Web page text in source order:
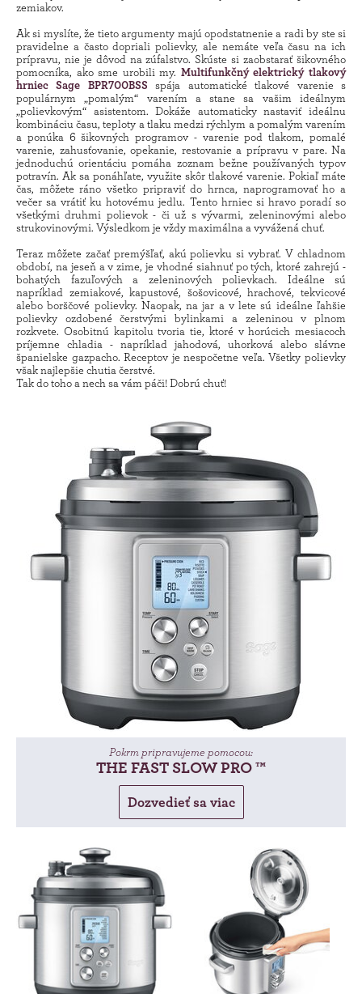
zemiakov.
Ak si myslíte, že tieto argumenty majú opodstatnenie a radi by ste si
pravidelne a často dopriali polievky, ale nemáte veľa času na ich
prípravu, nie je dôvod na zúfalstvo. Skúste si zaobstarať šikovného
pomocníka, ako sme urobili my. Multifunkčný elektrický tlakový
hrniec Sage BPR700BSS spája automatické tlakové varenie s
populárnym „pomalým“ varením a stane sa vašim ideálnym
„polievkovým“ asistentom. Dokáže automaticky nastaviť ideálnu
kombináciu času, teploty a tlaku medzi rýchlym a pomalým varením
a ponúka 6 šikovných programov - varenie pod tlakom, pomalé
varenie, zahusťovanie, opekanie, restovanie a prípravu v pare. Na
jednoduchú orientáciu pomáha zoznam bežne používaných typov
potravín. Ak sa ponáhľate, využite skôr tlakové varenie. Pokiaľ máte
čas, môžete ráno všetko pripraviť do hrnca, naprogramovať ho a
večer sa vrátiť ku hotovému jedlu. Tento hrniec si hravo poradí so
všetkými druhmi polievok - či už s vývarmi, zeleninovými alebo
strukovinovými. Výsledkom je vždy maximálna a vyvážená chuť.
Teraz môžete začať premýšľať, akú polievku si vybrať. V chladnom
období, na jeseň a v zime, je vhodné siahnuť po tých, ktoré zahrejú -
bohatých fazuľových a zeleninových polievkach. Ideálne sú
napríklad zemiakové, kapustové, šošovicové, hrachové, tekvicové
alebo borščové polievky. Naopak, na jar a v lete sú ideálne ľahšie
polievky ozdobené čerstvými bylinkami a zeleninou v plnom
rozkvete. Osobitnú kapitolu tvoria tie, ktoré v horúcich mesiacoch
príjemne chladia - napríklad jahodová, uhorková alebo slávne
španielske gazpacho. Receptov je nespočetne veľa. Všetky polievky
však najlepšie chutia čerstvé.
Tak do toho a nech sa vám páči! Dobrú chuť!
Pokrm pripravujeme pomocou:
THE FAST SLOW PRO ™
Dozvedieť sa viac